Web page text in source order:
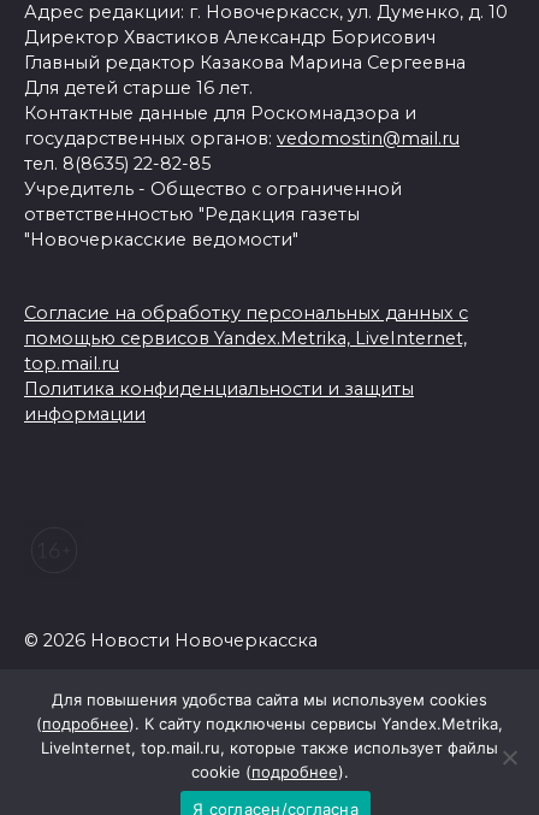
Адрес редакции: г. Новочеркасск, ул. Думенко, д. 10
Директор Хвастиков Александр Борисович
Главный редактор Казакова Марина Сергеевна
Для детей старше 16 лет.
Контактные данные для Роскомнадзора и
государственных органов: vedomostin@mail.ru
тел. 8(8635) 22-82-85
Учредитель - Общество с ограниченной
ответственностью "Редакция газеты
"Новочеркасские ведомости"
Согласие на обработку персональных данных с
помощью сервисов Yandex.Metrika, LiveInternet,
top.mail.ru
Политика конфиденциальности и защиты
информации
© 2026 Новости Новочеркасска
Для повышения удобства сайта мы используем cookies
(подробнее). К сайту подключены сервисы Yandex.Metrika,
LiveInternet, top.mail.ru, которые также использует файлы
cookie (подробнее).
Я согласен/согласна